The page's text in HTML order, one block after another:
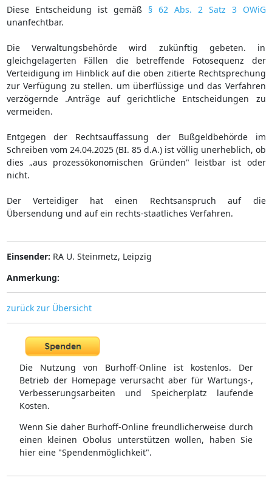
Diese Entscheidung ist gemäß § 62 Abs. 2 Satz 3 OWiG
unanfechtbar.
Die Verwaltungsbehörde wird zukünftig gebeten. in
gleichgelagerten Fällen die betreffende Fotosequenz der
Verteidigung im Hinblick auf die oben zitierte Rechtsprechung
zur Verfügung zu stellen. um überflüssige und das Verfahren
verzögernde .Anträge auf gerichtliche Entscheidungen zu
vermeiden.
Entgegen der Rechtsauffassung der Bußgeldbehörde im
Schreiben vom 24.04.2025 (BI. 85 d.A.) ist völlig unerheblich, ob
dies „aus prozessökonomischen Gründen" leistbar ist oder
nicht.
Der Verteidiger hat einen Rechtsanspruch auf die
Übersendung und auf ein rechts-staatliches Verfahren.
Einsender: RA U. Steinmetz, Leipzig
Anmerkung:
zurück zur Übersicht
Die Nutzung von Burhoff-Online ist kostenlos. Der
Betrieb der Homepage verursacht aber für Wartungs-,
Verbesserungsarbeiten und Speicherplatz laufende
Kosten.
Wenn Sie daher Burhoff-Online freundlicherweise durch
einen kleinen Obolus unterstützen wollen, haben Sie
hier eine "Spendenmöglichkeit".